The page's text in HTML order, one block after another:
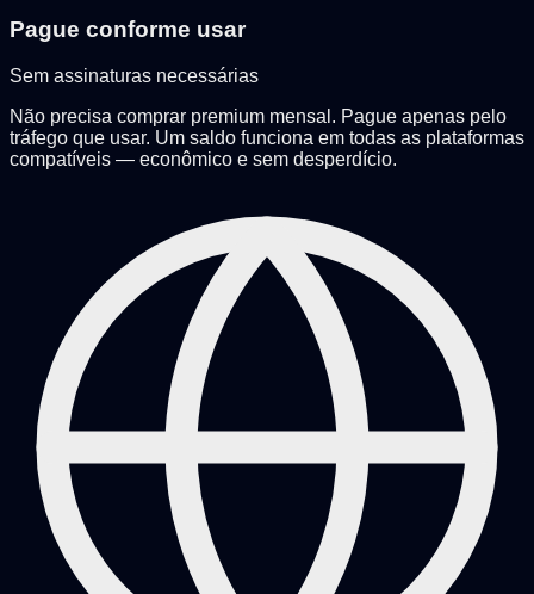
Pague conforme usar
Sem assinaturas necessárias
Não precisa comprar premium mensal. Pague apenas pelo
tráfego que usar. Um saldo funciona em todas as plataformas
compatíveis — econômico e sem desperdício.